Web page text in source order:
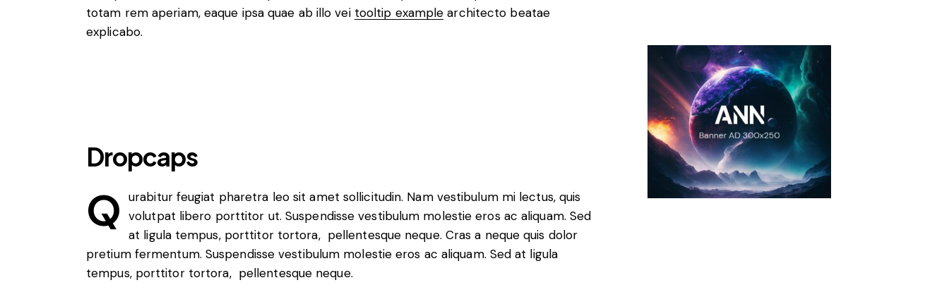
totam rem aperiam, eaque ipsa quae ab illo vei tooltip example architecto beatae
explicabo.
Dropcaps
Q urabitur feugiat pharetra leo sit amet sollicitudin. Nam vestibulum mi lectus, quis
volutpat libero porttitor ut. Suspendisse vestibulum molestie eros ac aliquam. Sed
at ligula tempus, porttitor tortora, pellentesque neque. Cras a neque quis dolor
pretium fermentum. Suspendisse vestibulum molestie eros ac aliquam. Sed at ligula
tempus, porttitor tortora, pellentesque neque.